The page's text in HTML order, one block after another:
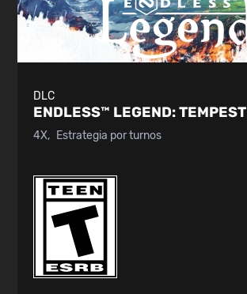
DLC
ENDLESS™ LEGEND:TEMPEST
4X Estrategia por turnos